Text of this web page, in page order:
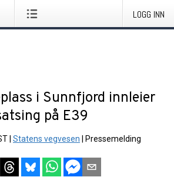
LOGG INN
i Sunnfjord innleier
på E39
Statens vegvesen Pressemelding